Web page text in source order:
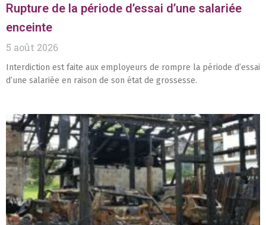
Rupture de la période d’essai d’une salariée
enceinte
5 août 2026
Interdiction est faite aux employeurs de rompre la période d’essai
d’une salariée en raison de son état de grossesse.